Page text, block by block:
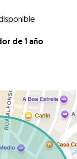
de 1 año